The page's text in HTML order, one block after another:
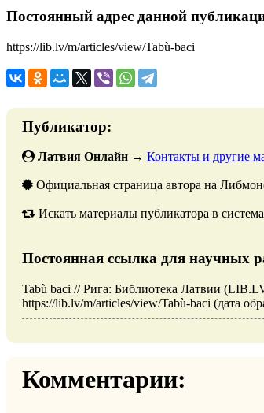
Постоянный адрес данной
https://lib.lv/m/articles/view/Tabù-baci
Публикатор:
Латвия Онлайн → Контакты и другие
Официальная страница автора на
Искать материалы публикатора в
Постоянная ссылка для научных
Tabù baci // Рига: Библиотека Латвии
https://lib.lv/m/articles/view/Tabù-baci (дата
Комментарии: